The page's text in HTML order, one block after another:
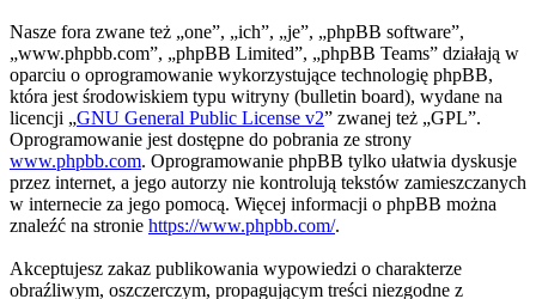
Nasze fora zwane też „one”, „ich”, „je”, „phpBB software”,
„www.phpbb.com”, „phpBB Limited”, „phpBB Teams” działają w
oparciu o oprogramowanie wykorzystujące technologię phpBB,
która jest środowiskiem typu witryny (bulletin board), wydane na
licencji „GNU General Public License v2” zwanej też „GPL”.
Oprogramowanie jest dostępne do pobrania ze strony
www.phpbb.com. Oprogramowanie phpBB tylko ułatwia dyskusje
przez internet, a jego autorzy nie kontrolują tekstów zamieszczanych
w internecie za jego pomocą. Więcej informacji o phpBB można
znaleźć na stronie https://www.phpbb.com/.
Akceptujesz zakaz publikowania wypowiedzi o charakterze
obraźliwym, oszczerczym, propagującym treści niezgodne z